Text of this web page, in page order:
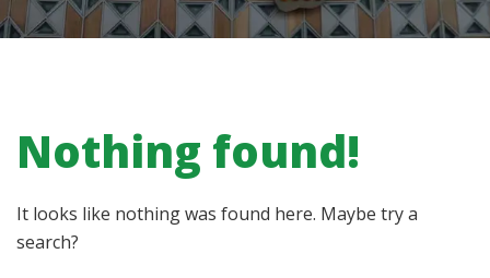
Nothing found!
It looks like nothing was found here. Maybe try a
search?